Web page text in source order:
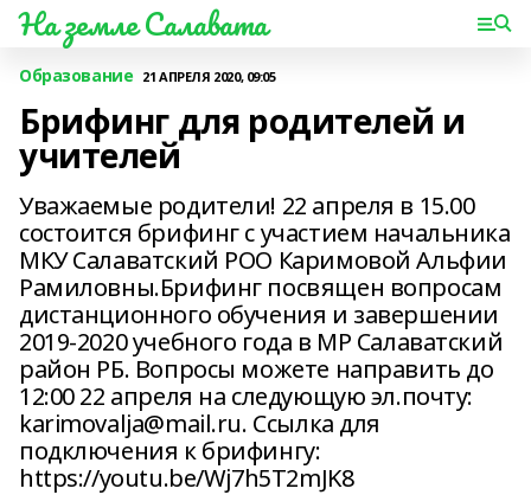
На земле Салавата
Образование 21 АПРЕЛЯ 2020, 09:05
Брифинг для родителей и
учителей
Уважаемые родители! 22 апреля в 15.00
состоится брифинг с участием начальника
МКУ Салаватский РОО Каримовой Альфии
Рамиловны.Брифинг посвящен вопросам
дистанционного обучения и завершении
2019-2020 учебного года в МР Салаватский
район РБ. Вопросы можете направить до
12:00 22 апреля на следующую эл.почту:
karimovalja@mail.ru. Ссылка для
подключения к брифингу:
https://youtu.be/Wj7h5T2mJK8